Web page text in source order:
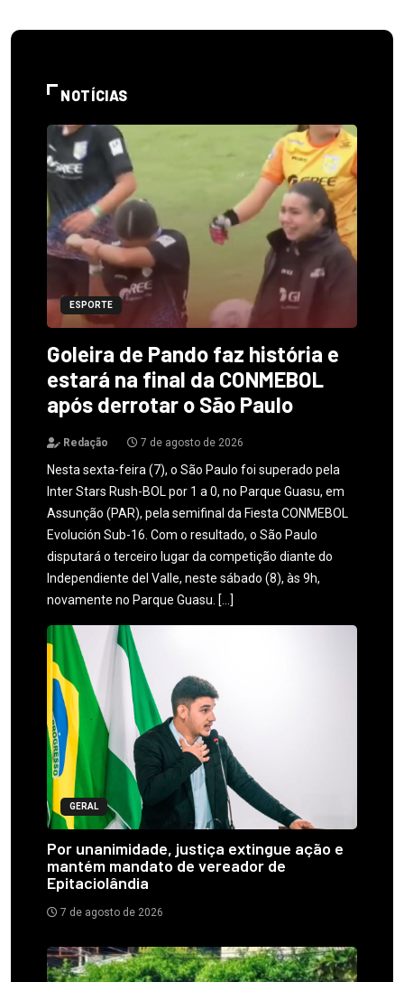
NOTÍCIAS
ESPORTE
Goleira de Pando faz história e
estará na final da CONMEBOL
após derrotar o São Paulo
Redação 7 de agosto de 2026
Nesta sexta-feira (7), o São Paulo foi superado pela
Inter Stars Rush-BOL por 1 a 0, no Parque Guasu, em
Assunção (PAR), pela semifinal da Fiesta CONMEBOL
Evolución Sub-16. Com o resultado, o São Paulo
disputará o terceiro lugar da competição diante do
Independiente del Valle, neste sábado (8), às 9h,
novamente no Parque Guasu. […]
GERAL
Por unanimidade, justiça extingue ação e
mantém mandato de vereador de
Epitaciolândia
7 de agosto de 2026